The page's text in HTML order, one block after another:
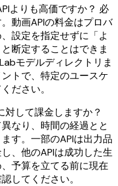
よりも高価ですか？ 必
動画APIの料金はプロバ
設定を指定せずに「よ
断定することはできま
モデルディレクトリま
トで、特定のユースケ
ださい。
対して課金しますか？
なり、時間の経過とと
す。一部のAPIは出力品
、他のAPIは成功した生
予算を立てる前に現在
してください。